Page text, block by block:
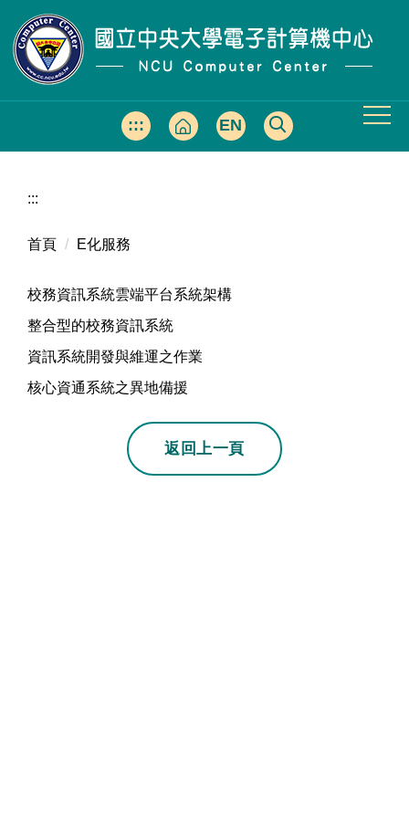
到
主
內
::: EN
:::
首頁 E化服務
校務資訊系統雲端平台系統架構
整合型的校務資訊系統
資訊系統開發與維運之作業
核心資通系統之異地備援
返回上一頁